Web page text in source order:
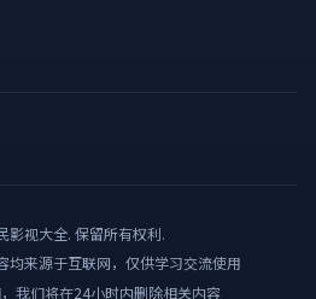
影视大全. 保留所有权利.
均来源于互联网，仅供学习交流使用
我们将在24小时内删除相关内容